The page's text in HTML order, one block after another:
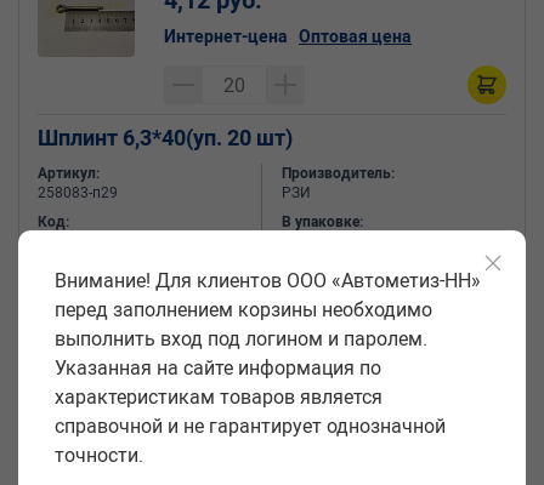
Шплинт 6,3*40(уп. 20 шт)
Артикул:
258083-п29
Код:
Производитель:
РЗИ
В упаковке:
Интернет-цена Оптовая цена
7,05 руб.
Интернет-цена Оптовая цена
Внимание! Для клиентов ООО «Автометиз-НН»
перед заполнением корзины необходимо
выполнить вход под логином и паролем.
Указанная на сайте информация по
характеристикам товаров является
справочной и не гарантирует однозначной
точности.